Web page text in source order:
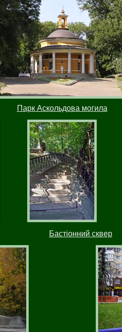
Парк Аскольдова могила
Бастіонний сквер